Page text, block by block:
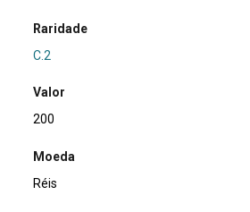
Raridade
C.2
Valor
200
Moeda
Réis